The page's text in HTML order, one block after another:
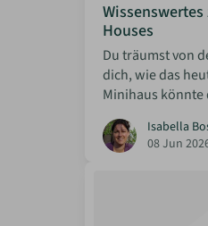
Houses
Du träumst von
dich, wie das
Minihaus
Isabella
08 Jun